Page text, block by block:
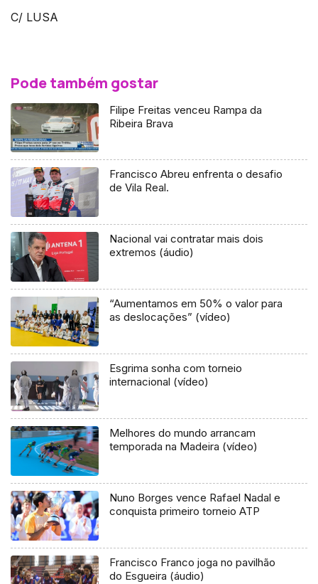
C/ LUSA
Pode também gostar
Filipe Freitas venceu Rampa da
Ribeira Brava
Francisco Abreu enfrenta o desafio
de Vila Real.
Nacional vai contratar mais dois
extremos (áudio)
“Aumentamos em 50% o valor para
as deslocações” (vídeo)
Esgrima sonha com torneio
internacional (vídeo)
Melhores do mundo arrancam
temporada na Madeira (vídeo)
Nuno Borges vence Rafael Nadal e
conquista primeiro torneio ATP
Francisco Franco joga no pavilhão
do Esgueira (áudio)